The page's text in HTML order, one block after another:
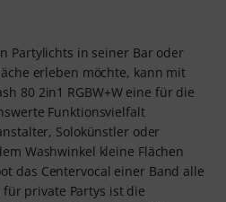
Partylichts in seiner Bar oder
erleben möchte, kann mit
80 2in1 RGBW+W eine für die
Funktionsvielfalt
Solokünstler oder
Washwinkel kleine Flächen
das Centervocal einer Band alle
private Partys ist die